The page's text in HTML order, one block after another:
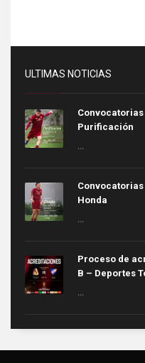
ULTIMAS NOTICIAS
Purificación
...
Honda
...
Proceso de
B – Deportes
...